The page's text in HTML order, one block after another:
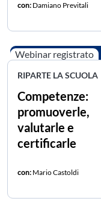
con: Damiano Previtali
Webinar registrato
RIPARTE LA SCUOLA
Competenze:
promuoverle,
valutarle e
certificarle
con: Mario Castoldi